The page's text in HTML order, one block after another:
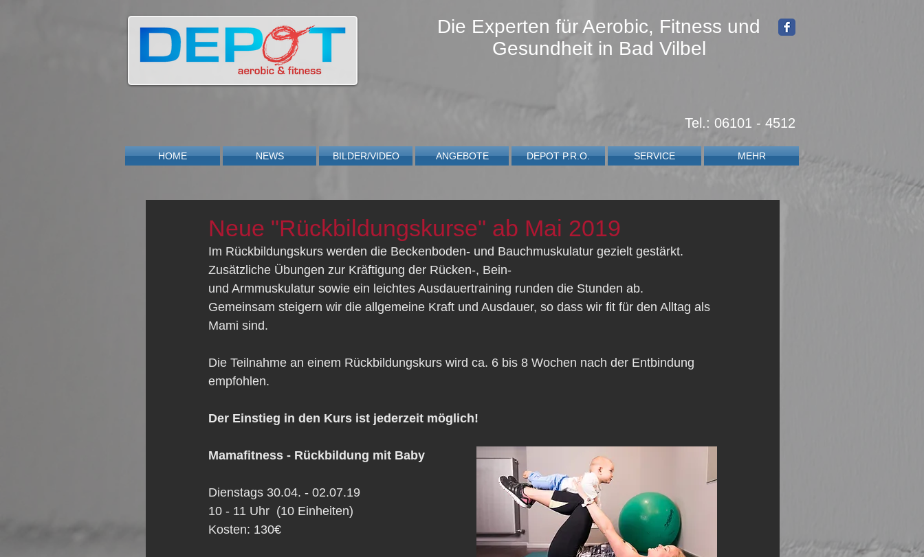
Die Experten für Aerobic, Fitness und
Gesundheit in Bad Vilbel
Tel.: 06101 - 4512
HOME NEWS BILDER/VIDEO ANGEBOTE DEPOT P.R.O. SERVICE MEHR
Neue "Rückbildungskurse" ab Mai 2019
Im Rückbildungskurs werden die Beckenboden- und Bauchmuskulatur gezielt gestärkt.
Zusätzliche Übungen zur Kräftigung der Rücken-, Bein-
und Armmuskulatur sowie ein leichtes Ausdauertraining runden die Stunden ab.
Gemeinsam steigern wir die allgemeine Kraft und Ausdauer, so dass wir fit für den Alltag als
Mami sind.
Die Teilnahme an einem Rückbildungskurs wird ca. 6 bis 8 Wochen nach der Entbindung
empfohlen.
Der Einstieg in den Kurs ist jederzeit möglich!
Mamafitness - Rückbildung mit Baby
Dienstags 30.04. - 02.07.19
10 - 11 Uhr  (10 Einheiten)
Kosten: 130€